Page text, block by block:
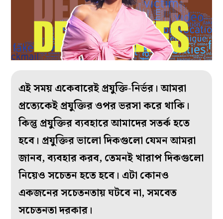
এই সময় একেবারেই প্রযুক্তি-নির্ভর। আমরা
প্রত্যেকেই প্রযুক্তির ওপর ভরসা করে থাকি।
কিন্তু প্রযুক্তির ব‌্যবহারে আমাদের সতর্ক হতে
হবে। প্রযুক্তির ভালো দিকগুলো যেমন আমরা
জানব, ব‌্যবহার করব, তেমনই খারাপ দিকগুলো
নিয়েও সচেতন হতে হবে। এটা কোনও
একজনের সচেতনতায় ঘটবে না, সমবেত
সচেতনতা দরকার।